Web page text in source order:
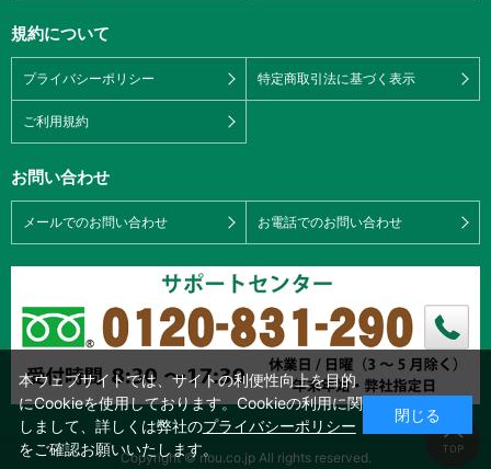
規約について
プライバシーポリシー 特定商取引法に基づく表示
ご利用規約
お問い合わせ
メールでのお問い合わせ お電話でのお問い合わせ
Copyright © nou.co.jp All rights reserved.
本ウェブサイトでは、サイトの利便性向上を目的
にCookieを使用しております。Cookieの利用に関
しまして、詳しくは弊社のプライバシーポリシー
をご確認お願いいたします。
閉じる